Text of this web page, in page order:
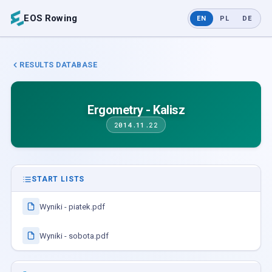
EOS Rowing EN PL DE
RESULTS DATABASE
Ergometry - Kalisz
2014.11.22
START LISTS
Wyniki - piatek.pdf
Wyniki - sobota.pdf